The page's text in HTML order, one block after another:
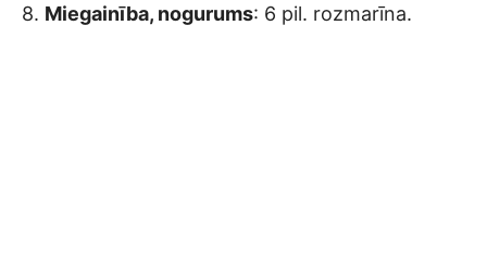
8. Miegainība, nogurums: 6 pil. rozmarīna.